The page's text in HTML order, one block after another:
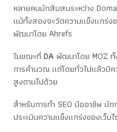
หลายคนมักสับสนระหว่าง
แม้ทั้งสองจะวัดความแข็งแกร่ง
พัฒนาโดย Ahrefs
ในขณะที่DA พัฒนาโดย MOZ
การคำนวณ แต่โดยทั่วไปแล้วมี
สูงตามไปด้วย
สำหรับการทำ SEO มืออาชีพ นั
ประเมินความแข็งแกร่งของเว็บ